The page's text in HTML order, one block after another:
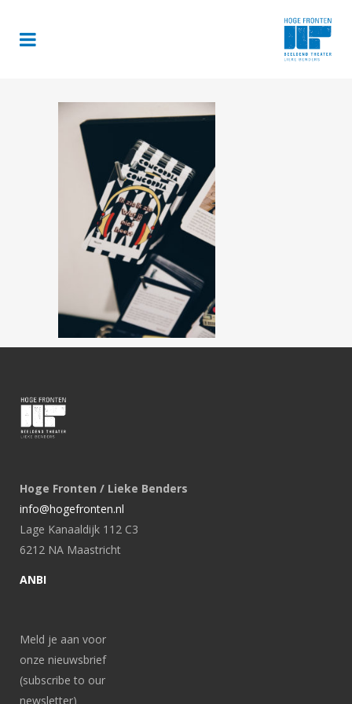
Hoge Fronten / Lieke Benders
info@hogefronten.nl
Lage Kanaaldijk 112 C3
6212 NA Maastricht
ANBI
Meld je aan voor
onze nieuwsbrief
(subscribe to our
newsletter)